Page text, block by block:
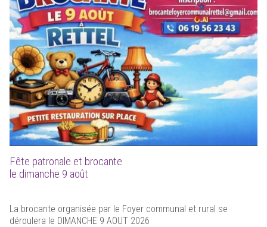
Fête patronale et brocante
le dimanche 9 août
La brocante organisée par le Foyer communal et rural se
déroulera le DIMANCHE 9 AOUT 2026